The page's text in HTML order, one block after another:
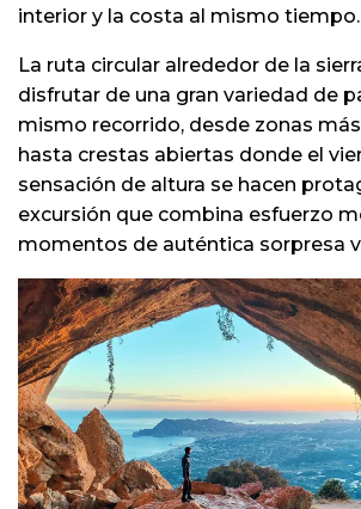
interior y la costa al mismo tiempo.
La ruta circular alrededor de la
disfrutar de una gran variedad de
mismo recorrido, desde zonas
hasta crestas abiertas donde el
sensación de altura se hacen
excursión que combina esfuerzo
momentos de auténtica sorpresa